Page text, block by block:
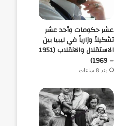
عشر حكومات وأحد عشر
تشكيلاً وزارياً في ليبيا بين
الاستقلال والانقلاب (1951
– 1969)
منذ 8 ساعات